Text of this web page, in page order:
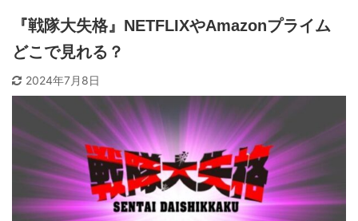
『戦隊大失格』NETFLIXやAmazonプライム
どこで見れる？
2024年7月8日